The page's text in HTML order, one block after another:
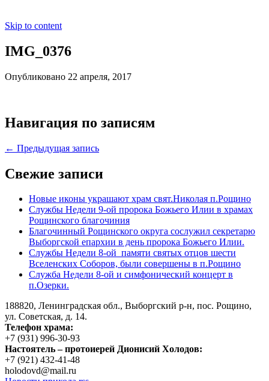
Skip to content
IMG_0376
Опубликовано 22 апреля, 2017
Навигация по записям
← Предыдущая запись
Свежие записи
Новые иконы украшают храм свят.Николая п.Рощино
Службы Недели 9-ой пророка Божьего Илии в храмах
Рощинского благочиния
Благочинный Рощинского округа сослужил секретарю
Выборгской епархии в день пророка Божьего Илии.
Службы Недели 8-ой памяти святых отцов шести
Вселенских Соборов, были совершены в п.Рощино
Служба Недели 8-ой и симфонический концерт в
п.Озерки.
188820, Ленинградская обл., Выборгский р-н, пос. Рощино,
ул. Советская, д. 14.
Телефон храма:
+7 (931) 996-30-93
Настоятель – протоиерей Дионисий Холодов:
+7 (921) 432-41-48
holodovd@mail.ru